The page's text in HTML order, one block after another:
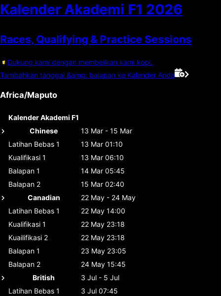
Kalender Akademi F1 2026
Races, Qualifying & Practice Sessions
Dukung kami dengan membelikan kami kopi.
Tambahkan tanggal &amp; balapan ke Kalender Anda
Africa/Maputo
Kalender Akademi F1
Chinese
13 Mar - 15 Mar
Latihan Bebas 1
13 Mar 01:10
Kualifikasi 1
13 Mar 06:10
Balapan 1
14 Mar 05:45
Balapan 2
15 Mar 02:40
Canadian
22 May - 24 May
Latihan Bebas 1
22 May 14:00
Kualifikasi 1
22 May 23:18
Kuailifikasi 2
22 May 23:18
Balapan 1
23 May 23:05
Balapan 2
24 May 15:45
British
3 Jul - 5 Jul
Latihan Bebas 1
3 Jul 07:45